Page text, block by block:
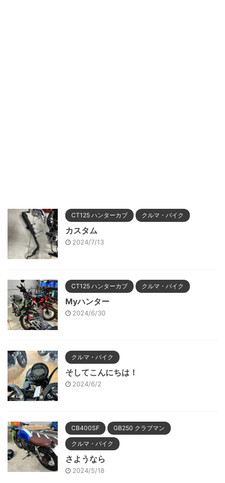
CT125 ハンターカブ クルマ・バイク
カスタム
2024/7/13
CT125 ハンターカブ クルマ・バイク
Myハンター
2024/6/30
クルマ・バイク
そしてこんにちは！
2024/6/2
CB400SF GB250 クラブマン
クルマ・バイク
さようなら
2024/5/18